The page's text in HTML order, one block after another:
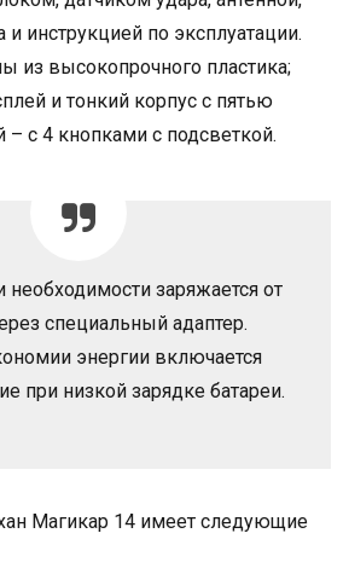
инструкцией по эксплуатации.
из высокопрочного пластика;
и тонкий корпус с пятью
– с 4 кнопками с подсветкой.
необходимости заряжается от
специальный адаптер.
энергии включается
при низкой зарядке батареи.
Магикар 14 имеет следующие